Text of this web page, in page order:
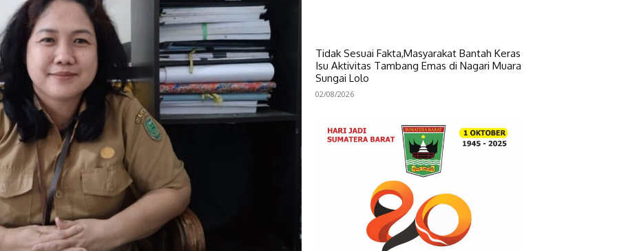
Tidak Sesuai Fakta,Masyarakat Bantah Keras
Isu Aktivitas Tambang Emas di Nagari Muara
Sungai Lolo
02/08/2026